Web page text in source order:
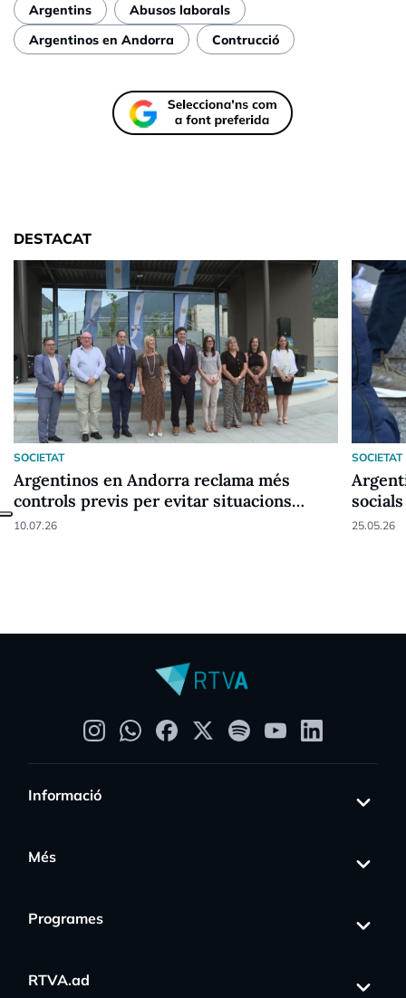
Argentins
Abusos laborals
Argentinos en Andorra
Contrucció
DESTACAT
SOCIETAT
Argentinos en Andorra reclama més
controls previs per evitar situacions
irregulars amb menors
10.07.26
SOCIETAT
25.05.26
Informació
Més
Programes
RTVA.ad